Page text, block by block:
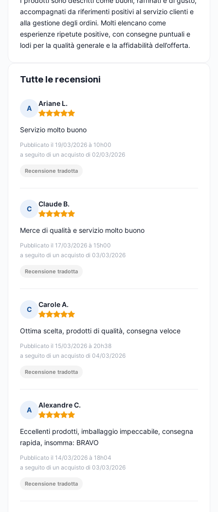
accompagnati da riferimenti positivi al servizio clienti e
alla gestione degli ordini. Molti elencano come
esperienze ripetute positive, con consegne puntuali e
lodi per la qualità generale e la affidabilità dell’offerta.
Tutte le recensioni
A
Ariane L.
Nota: 5 su 5
Pubblicato il 19/03/2026 à 10h00
a seguito di un acquisto di 02/03/2026
Servizio molto buono
Recensione tradotta
C
Claude B.
Nota: 5 su 5
Pubblicato il 17/03/2026 à 15h00
a seguito di un acquisto di 03/03/2026
Merce di qualità e servizio molto buono
Recensione tradotta
C
Carole A.
Nota: 5 su 5
Pubblicato il 15/03/2026 à 20h38
a seguito di un acquisto di 04/03/2026
Ottima scelta, prodotti di qualità, consegna veloce
Recensione tradotta
A
Alexandre C.
Nota: 5 su 5
Pubblicato il 14/03/2026 à 18h04
a seguito di un acquisto di 03/03/2026
Eccellenti prodotti, imballaggio impeccabile, consegna
rapida, insomma: BRAVO
Recensione tradotta